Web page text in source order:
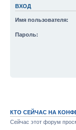
ВХОД
Имя пользователя:
Пароль:
КТО СЕЙЧАС НА
Сейчас этот форум